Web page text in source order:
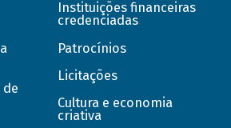
de
Instituições financeiras
credenciadas
Patrocínios
Licitações
Cultura e economia
criativa